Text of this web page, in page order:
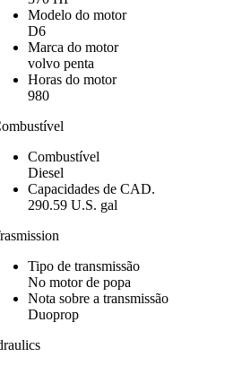
Modelo do motor
D6
Marca do motor
volvo penta
Horas do motor
980
Combustível
Diesel
Capacidades de CAD.
290.59 U.S. gal
Tipo de transmissão
No motor de popa
Nota sobre a transmissão
Duoprop